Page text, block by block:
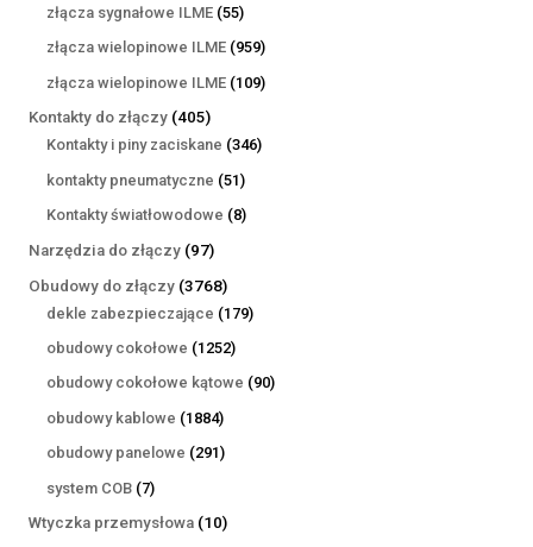
złącza sygnałowe ILME 5555
produktów
złącza wielopinowe ILME 959959
produktów
złącza wielopinowe ILME 109109
Kontakty do złączy 405405
produktów
Kontakty i piny zaciskane 346346
kontakty pneumatyczne 5151
produktów
Kontakty światłowodowe 88
Narzędzia do złączy 9797
produktów
Obudowy do złączy 37683768
produktów
dekle zabezpieczające 179179
obudowy cokołowe 12521252
produkty
obudowy cokołowe kątowe 9090
obudowy kablowe 18841884
produkty
obudowy panelowe 291291
system COB 77
produktów
Wtyczka przemysłowa 1010